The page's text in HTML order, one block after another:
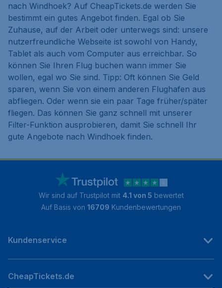
nach Windhoek? Auf CheapTickets.de werden Sie
bestimmt ein gutes Angebot finden. Egal ob Sie
Zuhause, auf der Arbeit oder unterwegs sind: unsere
nutzerfreundliche Webseite ist sowohl von Handy,
Tablet als auch vom Computer aus erreichbar. So
können Sie Ihren Flug buchen wann immer Sie
wollen, egal wo Sie sind. Tipp: Oft können Sie Geld
sparen, wenn Sie von einem anderen Flughafen aus
abfliegen. Oder wenn sie ein paar Tage früher/später
fliegen. Das können Sie ganz schnell mit unserer
Filter-Funktion ausprobieren, damit Sie schnell Ihr
gute Angebote nach Windhoek finden.
Wir sind auf Trustpilot mit 4.1 von 5 bewertet
Auf Basis von 16709 Kundenbewertungen
Kundenservice
CheapTickets.de